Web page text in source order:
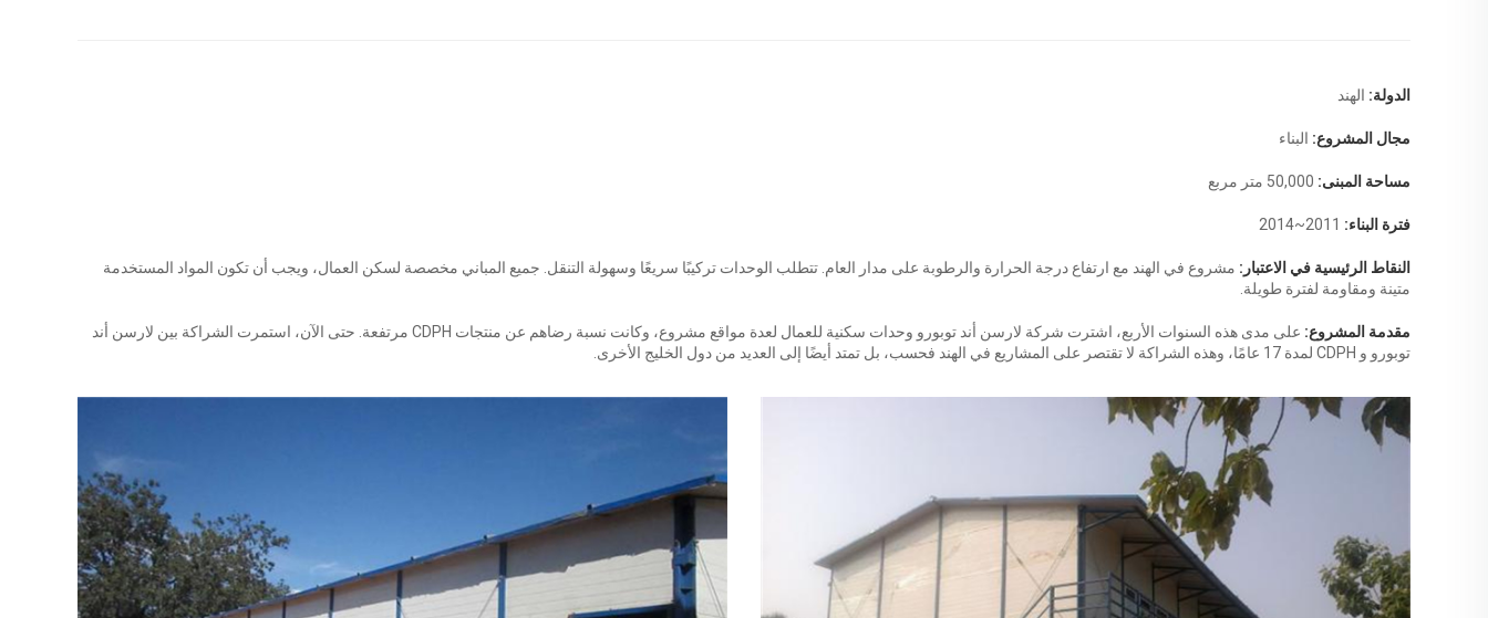
الدولة: الهند
مجال المشروع: البناء
مساحة المبنى: 50,000 متر مربع
فترة البناء: 2011~2014
النقاط الرئيسية في الاعتبار: مشروع في الهند مع ارتفاع درجة الحرارة والرطوبة على مدار العام. تتطلب الوحدات تركيبًا سريعًا وسهولة التنقل. جميع المباني مخصصة لسكن العمال، ويجب أن تكون المواد المستخدمة
متينة ومقاومة لفترة طويلة.
مقدمة المشروع:
على مدى هذه السنوات الأربع، اشترت شركة لارسن أند توبورو وحدات سكنية للعمال لعدة مواقع مشروع، وكانت نسبة رضاهم عن منتجات CDPH مرتفعة. حتى الآن، استمرت الشراكة بين لارسن أند
توبورو و CDPH لمدة 17 عامًا، وهذه الشراكة لا تقتصر على المشاريع في الهند فحسب، بل تمتد أيضًا إلى العديد من دول الخليج الأخرى.